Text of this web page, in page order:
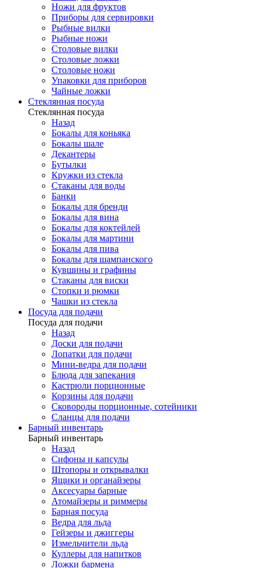
Ножи для фруктов
Приборы для сервировки
Рыбные вилки
Рыбные ножи
Столовые вилки
Столовые ложки
Столовые ножи
Упаковки для приборов
Чайные ложки
Стеклянная посуда
Стеклянная посуда
Назад
Бокалы для коньяка
Бокалы шале
Декантеры
Бутылки
Кружки из стекла
Стаканы для воды
Банки
Бокалы для бренди
Бокалы для вина
Бокалы для коктейлей
Бокалы для мартини
Бокалы для пива
Бокалы для шампанского
Кувшины и графины
Стаканы для виски
Стопки и рюмки
Чашки из стекла
Посуда для подачи
Посуда для подачи
Назад
Доски для подачи
Лопатки для подачи
Мини-ведра для подачи
Блюда для запекания
Кастрюли порционные
Корзины для подачи
Сковороды порционные, сотейники
Сланцы для подачи
Барный инвентарь
Барный инвентарь
Назад
Сифоны и капсулы
Штопоры и открывалки
Ящики и органайзеры
Аксесуары барные
Атомайзеры и риммеры
Барная посуда
Ведра для льда
Гейзеры и джиггеры
Измельчители льда
Куллеры для напитков
Ложки бармена